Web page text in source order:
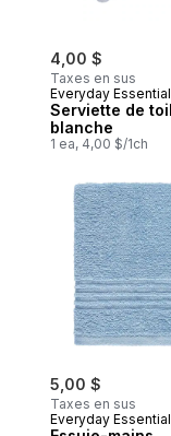
4,00 $
Taxes en sus
Everyday
Serviette de
blanche
1 ea, 4,00 $/1ch
5,00 $
Taxes en sus
Everyday